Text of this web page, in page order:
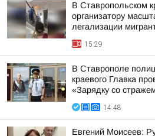
В Ставропольском
организатору
легализации
15:29
В Ставрополе
краевого Главка
«Зарядку со
14:48
Евгений Моисеев: